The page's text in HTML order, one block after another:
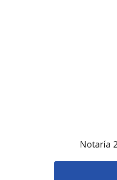
Notaría